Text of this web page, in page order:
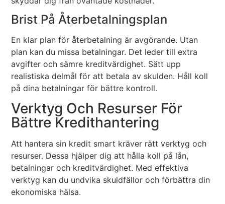
Brist På Återbetalningsplan
En klar plan för återbetalning är avgörande. Utan
plan kan du missa betalningar. Det leder till extra
avgifter och sämre kreditvärdighet. Sätt upp
realistiska delmål för att betala av skulden. Håll koll
på dina betalningar för bättre kontroll.
Verktyg Och Resurser För
Bättre Kredithantering
Att hantera sin kredit smart kräver rätt verktyg och
resurser. Dessa hjälper dig att hålla koll på lån,
betalningar och kreditvärdighet. Med effektiva
verktyg kan du undvika skuldfällor och förbättra din
ekonomiska hälsa.